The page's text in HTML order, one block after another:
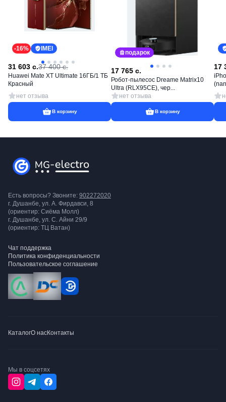
-16% IMEI
31 603 c.37 400с.
Huawei Mate XT Ultimate 16ГБ/1 ТБ
Красный
нет отзыва
В корзину
подарок
17 765c.
Робот-пылесос Dreame Matrix10
Ultra (RLX95CE), чер...
нет отзыва
В корзину
17
Есть вопросы? Звоните: 902272020
г. Душанбе, ул. А. Фирдавси, 8
(ориентир: Сиёма Молл)
г. Душанбе, ул. С. Айни 29/9
(ориентир: ТЦ Ватан)
Чат поддержка
Политика конфиденциальности
Пользовательское соглашение
КаталогО насКонтакты
Мы в соцсетях